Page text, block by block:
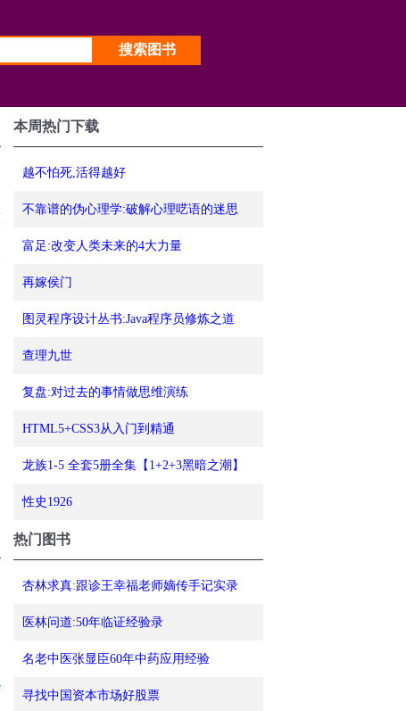
本周热门下载
越不怕死,活得越好
不靠谱的伪心理学:破解心理呓语的迷思
富足:改变人类未来的4大力量
再嫁侯门
图灵程序设计丛书:Java程序员修炼之道
查理九世
复盘:对过去的事情做思维演练
HTML5+CSS3从入门到精通
龙族1-5 全套5册全集【1+2+3黑暗之潮】
性史1926
热门图书
杏林求真:跟诊王幸福老师嫡传手记实录
医林问道:50年临证经验录
名老中医张显臣60年中药应用经验
寻找中国资本市场好股票